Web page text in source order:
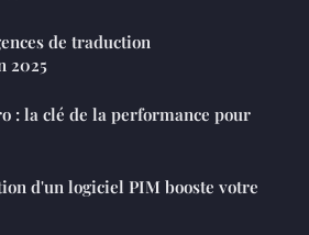
de traduction
2025
: la clé de la performance pour
d'un logiciel PIM booste votre